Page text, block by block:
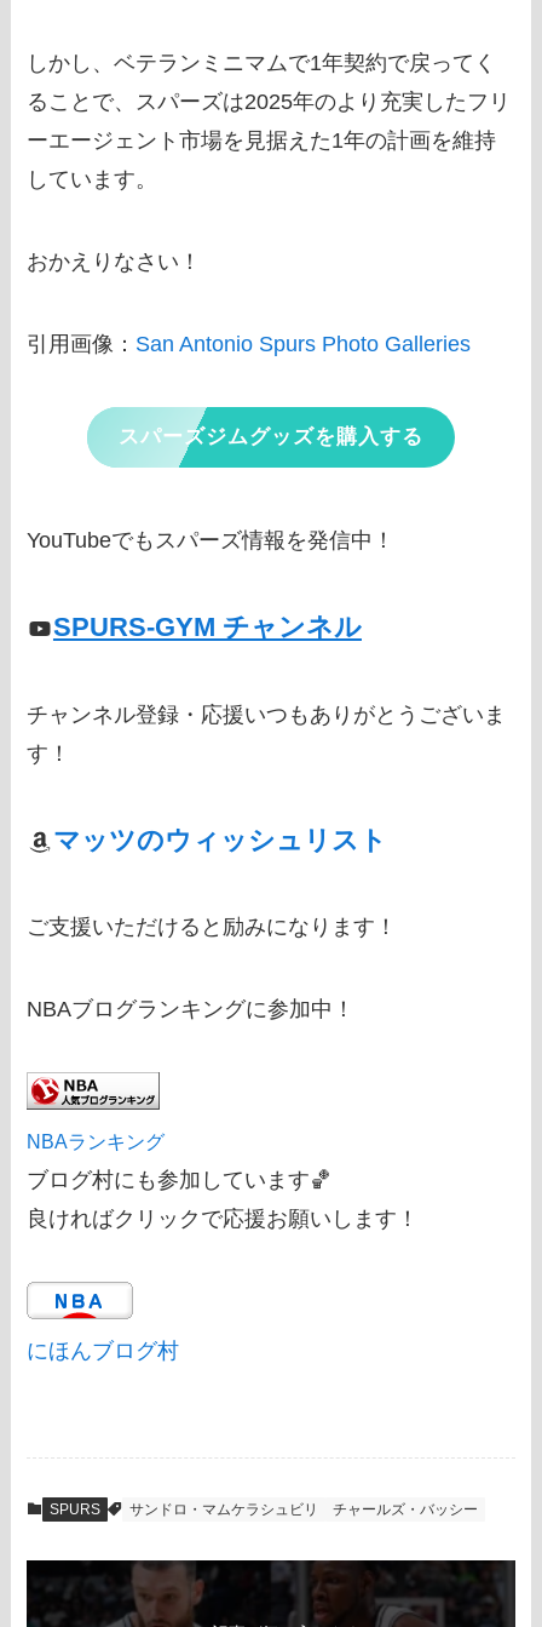
しかし、ベテランミニマムで1年契約で戻ってく
ることで、スパーズは2025年のより充実したフリ
ーエージェント市場を見据えた1年の計画を維持
しています。
おかえりなさい！
引用画像： San Antonio Spurs Photo Galleries
スパーズジムグッズを購入する
YouTubeでもスパーズ情報を発信中！
SPURS-GYM チャンネル
チャンネル登録・応援いつもありがとうございま
す！
マッツのウィッシュリスト
ご支援いただけると励みになります！
NBAブログランキングに参加中！
NBAランキング
ブログ村にも参加しています🏀
良ければクリックで応援お願いします！
にほんブログ村
SPURS サンドロ・マムケラシュビリ チャールズ・バッシー